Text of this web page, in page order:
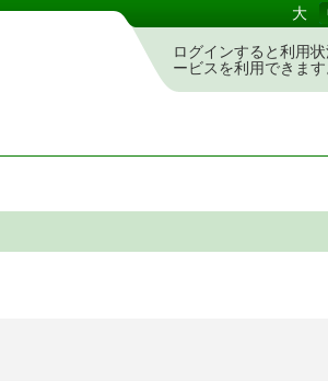
大
ログインすると利用
ービスを利用できます